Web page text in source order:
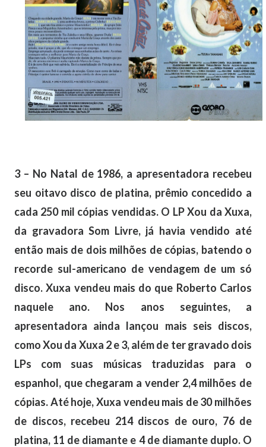
3 – No Natal de 1986, a apresentadora recebeu
seu oitavo disco de platina, prêmio concedido a
cada 250 mil cópias vendidas. O LP Xou da Xuxa,
da gravadora Som Livre, já havia vendido até
então mais de dois milhões de cópias, batendo o
recorde sul-americano de vendagem de um só
disco. Xuxa vendeu mais do que Roberto Carlos
naquele ano. Nos anos seguintes, a
apresentadora ainda lançou mais seis discos,
como Xou da Xuxa 2 e 3, além de ter gravado dois
LPs com suas músicas traduzidas para o
espanhol, que chegaram a vender 2,4 milhões de
cópias. Até hoje, Xuxa vendeu mais de 30 milhões
de discos, recebeu 214 discos de ouro, 76 de
platina, 11 de diamante e 4 de diamante duplo. O